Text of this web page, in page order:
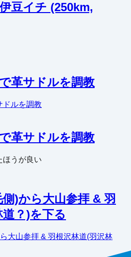
豆イチ (250km,
革サドルを調教
革サドルを調教
ほうが良い
)から大山参拝 & 羽
？)を下る